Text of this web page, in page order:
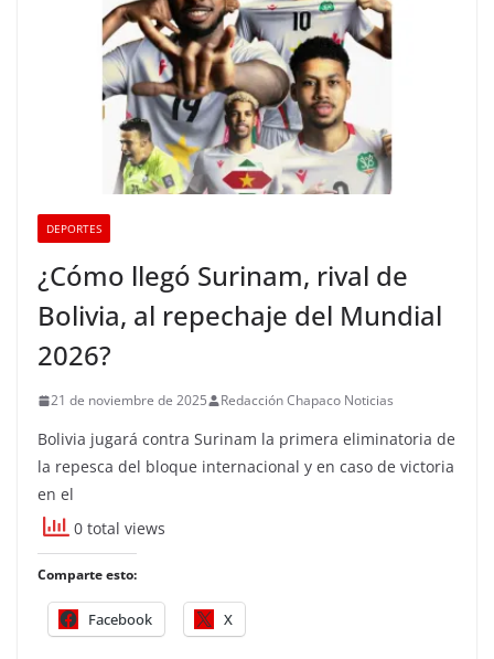
DEPORTES
¿Cómo llegó Surinam, rival de
Bolivia, al repechaje del Mundial
2026?
21 de noviembre de 2025 Redacción Chapaco Noticias
Bolivia jugará contra Surinam la primera eliminatoria de
la repesca del bloque internacional y en caso de victoria
en el
0 total views
Comparte esto:
Facebook X